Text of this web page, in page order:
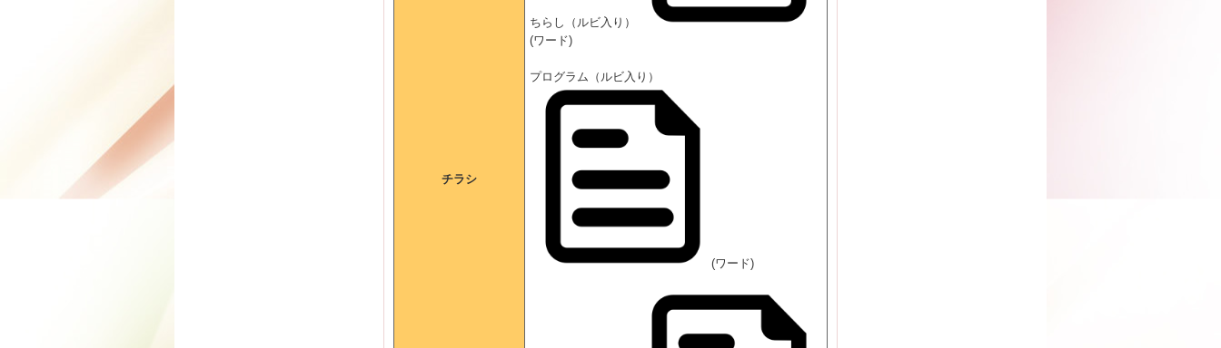
チラシ
ちらし（ルビ入り）
(ワード)
プログラム（ルビ入り）
(ワード)